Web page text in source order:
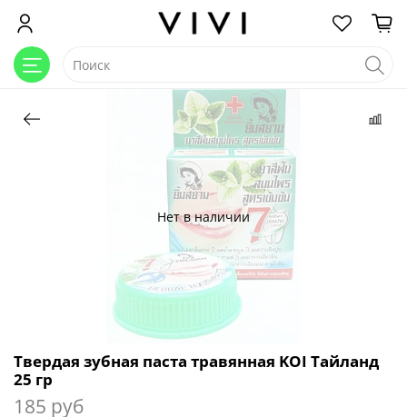
Нет в наличии
Твердая зубная паста травянная KOI Тайланд
25 гр
185 руб